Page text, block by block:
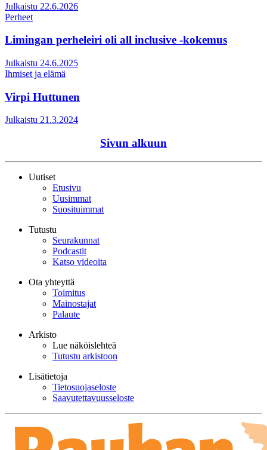
Julkaistu 22.6.2026
Perheet
Limingan perheleiri oli all inclusive -kokemus
Julkaistu 24.6.2025
Ihmiset ja elämä
Virpi Huttunen
Julkaistu 21.3.2024
Sivun alkuun
Uutiset
Etusivu
Uusimmat
Suosituimmat
Tutustu
Seurakunnat
Podcastit
Katso videoita
Ota yhteyttä
Toimitus
Mainostajat
Palaute
Arkisto
Lue näköislehteä
Tutustu arkistoon
Lisätietoja
Tietosuojaseloste
Saavutettavuusseloste